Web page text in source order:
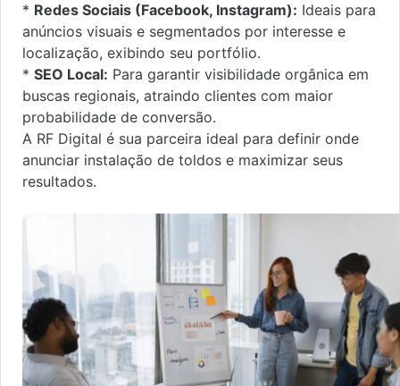
* Redes Sociais (Facebook, Instagram): Ideais para
anúncios visuais e segmentados por interesse e
localização, exibindo seu portfólio.
* SEO Local: Para garantir visibilidade orgânica em
buscas regionais, atraindo clientes com maior
probabilidade de conversão.
A RF Digital é sua parceira ideal para definir onde
anunciar instalação de toldos e maximizar seus
resultados.